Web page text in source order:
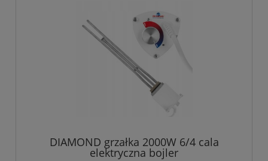
DIAMOND grzałka 2000W 6/4 cala
elektryczna bojler